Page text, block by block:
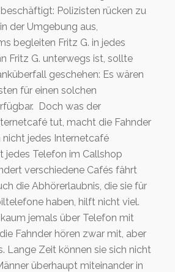
Polizisten rücken zu
der Umgebung aus,
begleiten Fritz G. in jedes
Fritz G. unterwegs ist, sollte
geschehen: Es wären
für einen solchen
Doch was der
tut, macht die Fahnder
nicht jedes Internetcafé
jedes Telefon im Callshop
verschiedene Cafés fährt
die Abhörerlaubnis, die sie für
haben, hilft nicht viel.
jemals über Telefon mit
Fahnder hören zwar mit, aber
Lange Zeit können sie sich nicht
überhaupt miteinander in